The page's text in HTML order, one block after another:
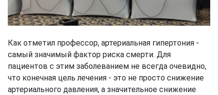
Как отметил профессор, артериальная гипертония -
самый значимый фактор риска смерти. Для
пациентов с этим заболеванием не всегда очевидно,
что конечная цель лечения - это не просто снижение
артериального давления, а значительное снижение